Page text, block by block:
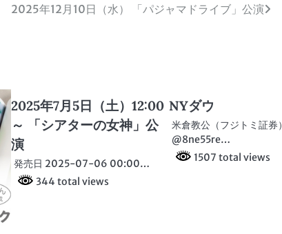
2025年12月10日（水） 「パジャマドライブ」公演
2025年7月5日（土）12:00
～ 「シアターの女神」公
演
発売日 2025-07-06 00:00…
344 total views
NYダウ
米倉教公（フジトミ証券）
@8ne55re…
1507 total views